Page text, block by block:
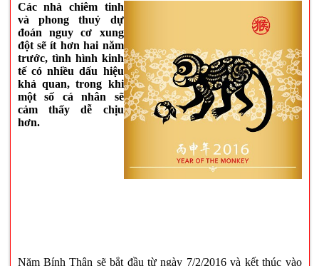
Các nhà chiêm tinh
và phong thuỷ dự
đoán nguy cơ xung
đột sẽ ít hơn hai năm
trước, tình hình kinh
tế có nhiều dấu hiệu
khả quan, trong khi
một số cá nhân sẽ
cảm thấy dễ chịu
hơn.
Năm Bính Thân sẽ bắt đầu từ ngày 7/2/2016 và kết thúc vào